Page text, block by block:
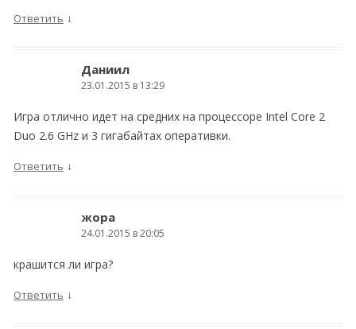
Ответить ↓
Даниил
23.01.2015 в 13:29
Игра отлично идет на средних на процессоре Intel Core 2
Duo 2.6 GHz и 3 гигабайтах оперативки.
Ответить ↓
жора
24.01.2015 в 20:05
крашится ли игра?
Ответить ↓